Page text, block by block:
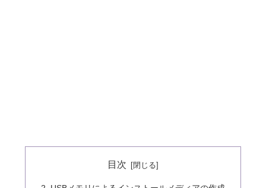
目次